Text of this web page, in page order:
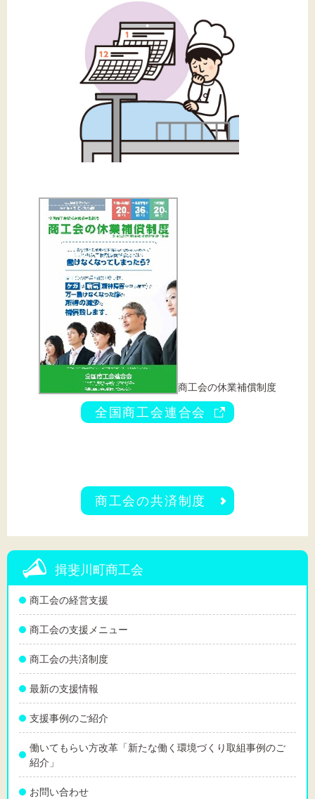
揖斐川町商工会
商工会の経営支援
商工会の支援メニュー
商工会の共済制度
最新の支援情報
支援事例のご紹介
働いてもらい方改革「新たな働く環境づくり取組事例のご
紹介」
お問い合わせ
商工会の休業補償制度
全国商工会連合会
商工会の共済制度